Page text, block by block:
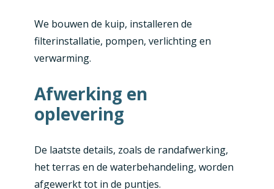
We bouwen de kuip, installeren de
filterinstallatie, pompen, verlichting en
verwarming.
Afwerking en
oplevering
De laatste details, zoals de randafwerking,
het terras en de waterbehandeling, worden
afgewerkt tot in de puntjes.